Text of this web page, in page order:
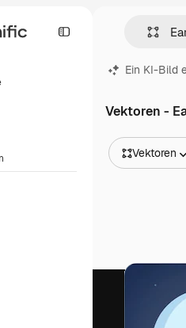
Ein KI-Bild
Vektoren -
Vektoren
Videos
Filmmaterial
Motion
Videovorlagen